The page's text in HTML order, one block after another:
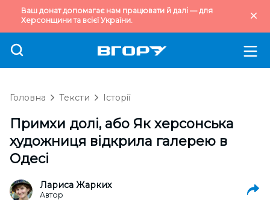
Ваш донат допомагає нам працювати й далі — для
Херсонщини та всієї України.
Головна Тексти Історії
Примхи долі, або Як херсонська
художниця відкрила галерею в
Одесі
Лариса Жарких
Автор